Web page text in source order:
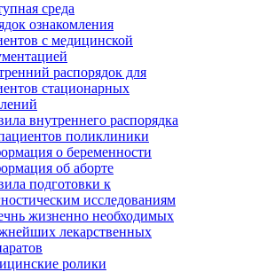
среда
ознакомления
с медицинской
распорядок для
стационарных
внутреннего распорядка
поликлиники
о беременности
об аборте
подготовки к
исследованиям
жизненно необходимых
лекарственных
ролики